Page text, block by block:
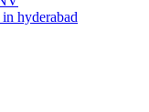
hyderabad